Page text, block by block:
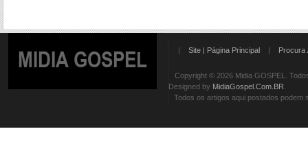
MIDIA GOSPEL | Site | Página Principal | Procura
Copyright © 2026 Midia GOSPEL.
Designed by MidiaGospel.Com.BR
Todos os artigos aqui postados podem